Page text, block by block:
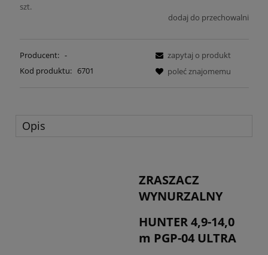
szt.
dodaj do przechowalni
Producent: -
Kod produktu: 6701
zapytaj o produkt
poleć znajomemu
Opis
ZRASZACZ
WYNURZALNY
HUNTER 4,9-14,0
m PGP-04 ULTRA